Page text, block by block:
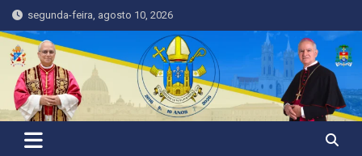
Skip
to
content
segunda-feira, agosto 10, 2026